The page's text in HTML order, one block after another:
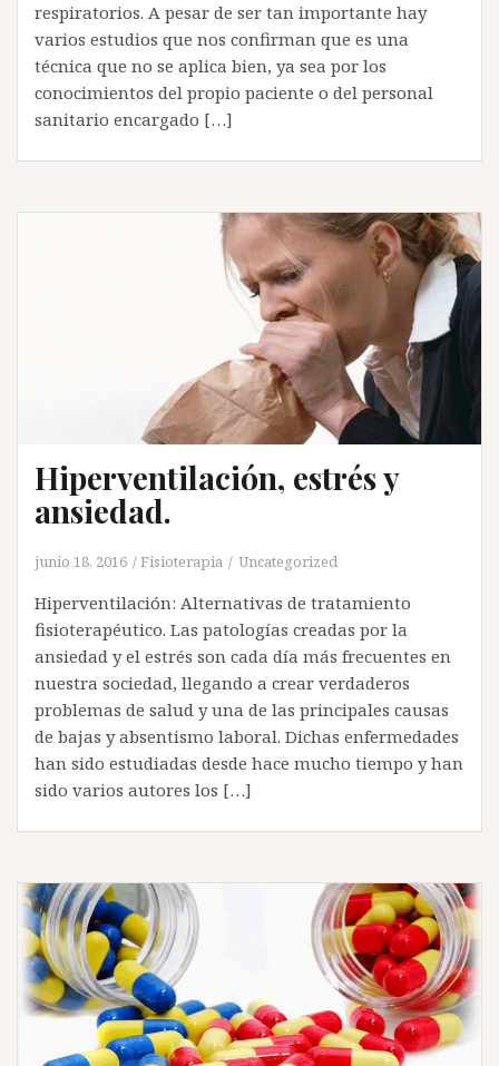
respiratorios. A pesar de ser tan importante hay
varios estudios que nos confirman que es una
técnica que no se aplica bien, ya sea por los
conocimientos del propio paciente o del personal
sanitario encargado […]
Hiperventilación, estrés y
ansiedad.
junio 18, 2016 Fisioterapia Uncategorized
Hiperventilación: Alternativas de tratamiento
fisioterapéutico. Las patologías creadas por la
ansiedad y el estrés son cada día más frecuentes en
nuestra sociedad, llegando a crear verdaderos
problemas de salud y una de las principales causas
de bajas y absentismo laboral. Dichas enfermedades
han sido estudiadas desde hace mucho tiempo y han
sido varios autores los […]